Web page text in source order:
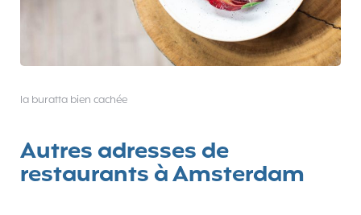
la buratta bien cachée
Autres adresses de
restaurants à Amsterdam